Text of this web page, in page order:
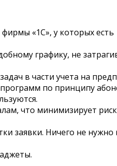
«1С», у которых есть
графику, не
в части учета на
по принципу
что минимизирует риск
заявки. Ничего не нужно